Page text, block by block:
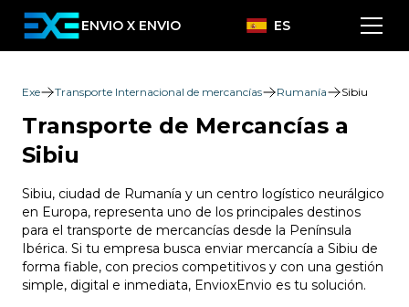
ENVIO X ENVIO ES
Exe Transporte Internacional de mercancías Rumanía Sibiu
Transporte de Mercancías a
Sibiu
Sibiu, ciudad de Rumanía y un centro logístico neurálgico
en Europa, representa uno de los principales destinos
para el transporte de mercancías desde la Península
Ibérica. Si tu empresa busca enviar mercancía a Sibiu de
forma fiable, con precios competitivos y con una gestión
simple, digital e inmediata, EnvioxEnvio es tu solución.